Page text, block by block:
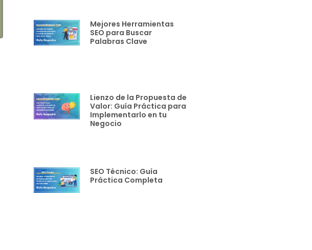
Mejores Herramientas
SEO para Buscar
Palabras Clave
Lienzo de la Propuesta de
Valor: Guía Práctica para
Implementarlo en tu
Negocio
SEO Técnico: Guía
Práctica Completa